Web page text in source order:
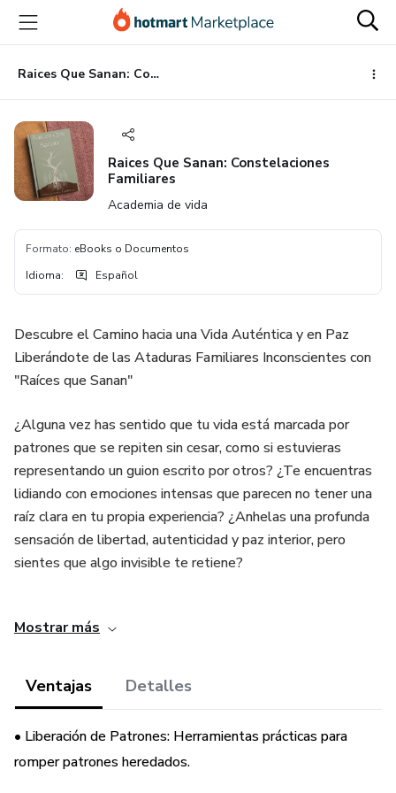
principal
página
de
página
Raices Que Sanan: Constelaciones Familiares
Raices Que Sanan: Constelaciones
Familiares
Academia de vida
Formato: eBooks o Documentos
Idioma: Español
Descubre el Camino hacia una Vida Auténtica y en Paz
Liberándote de las Ataduras Familiares Inconscientes con
"Raíces que Sanan"
¿Alguna vez has sentido que tu vida está marcada por
patrones que se repiten sin cesar, como si estuvieras
representando un guion escrito por otros? ¿Te encuentras
lidiando con emociones intensas que parecen no tener una
raíz clara en tu propia experiencia? ¿Anhelas una profunda
sensación de libertad, autenticidad y paz interior, pero
sientes que algo invisible te retiene?
profundamente reveladora que te invita a emprender un
sistema familiar. Basado en los poderosos principios de las
Constelaciones Familiares, este ebook te ofrece un mapa
heridas no resueltas y las lealtades inconscientes de tu
linaje pueden estar moldeando tu presente de maneras
Mostrar más
Ventajas Detalles
• Liberación de Patrones: Herramientas prácticas para
romper patrones heredados.